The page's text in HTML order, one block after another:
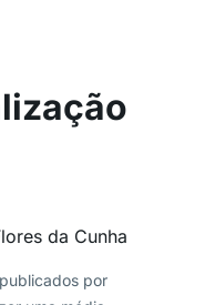
da Cunha
por